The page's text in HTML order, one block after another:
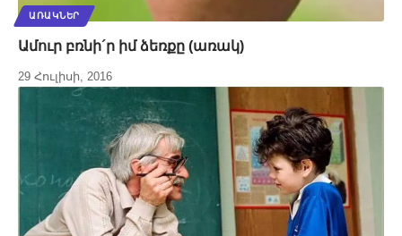
ԱՌԱԿՆԵՐ
Ամուր բռնի´ր իմ ձեռքը (առակ)
29 Հուլիսի, 2016